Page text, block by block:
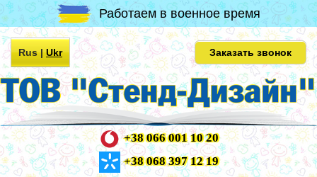
Работаем в военное время
Rus|Ukr Заказать звонок
+38 066 001 10 20
+38 068 397 12 19